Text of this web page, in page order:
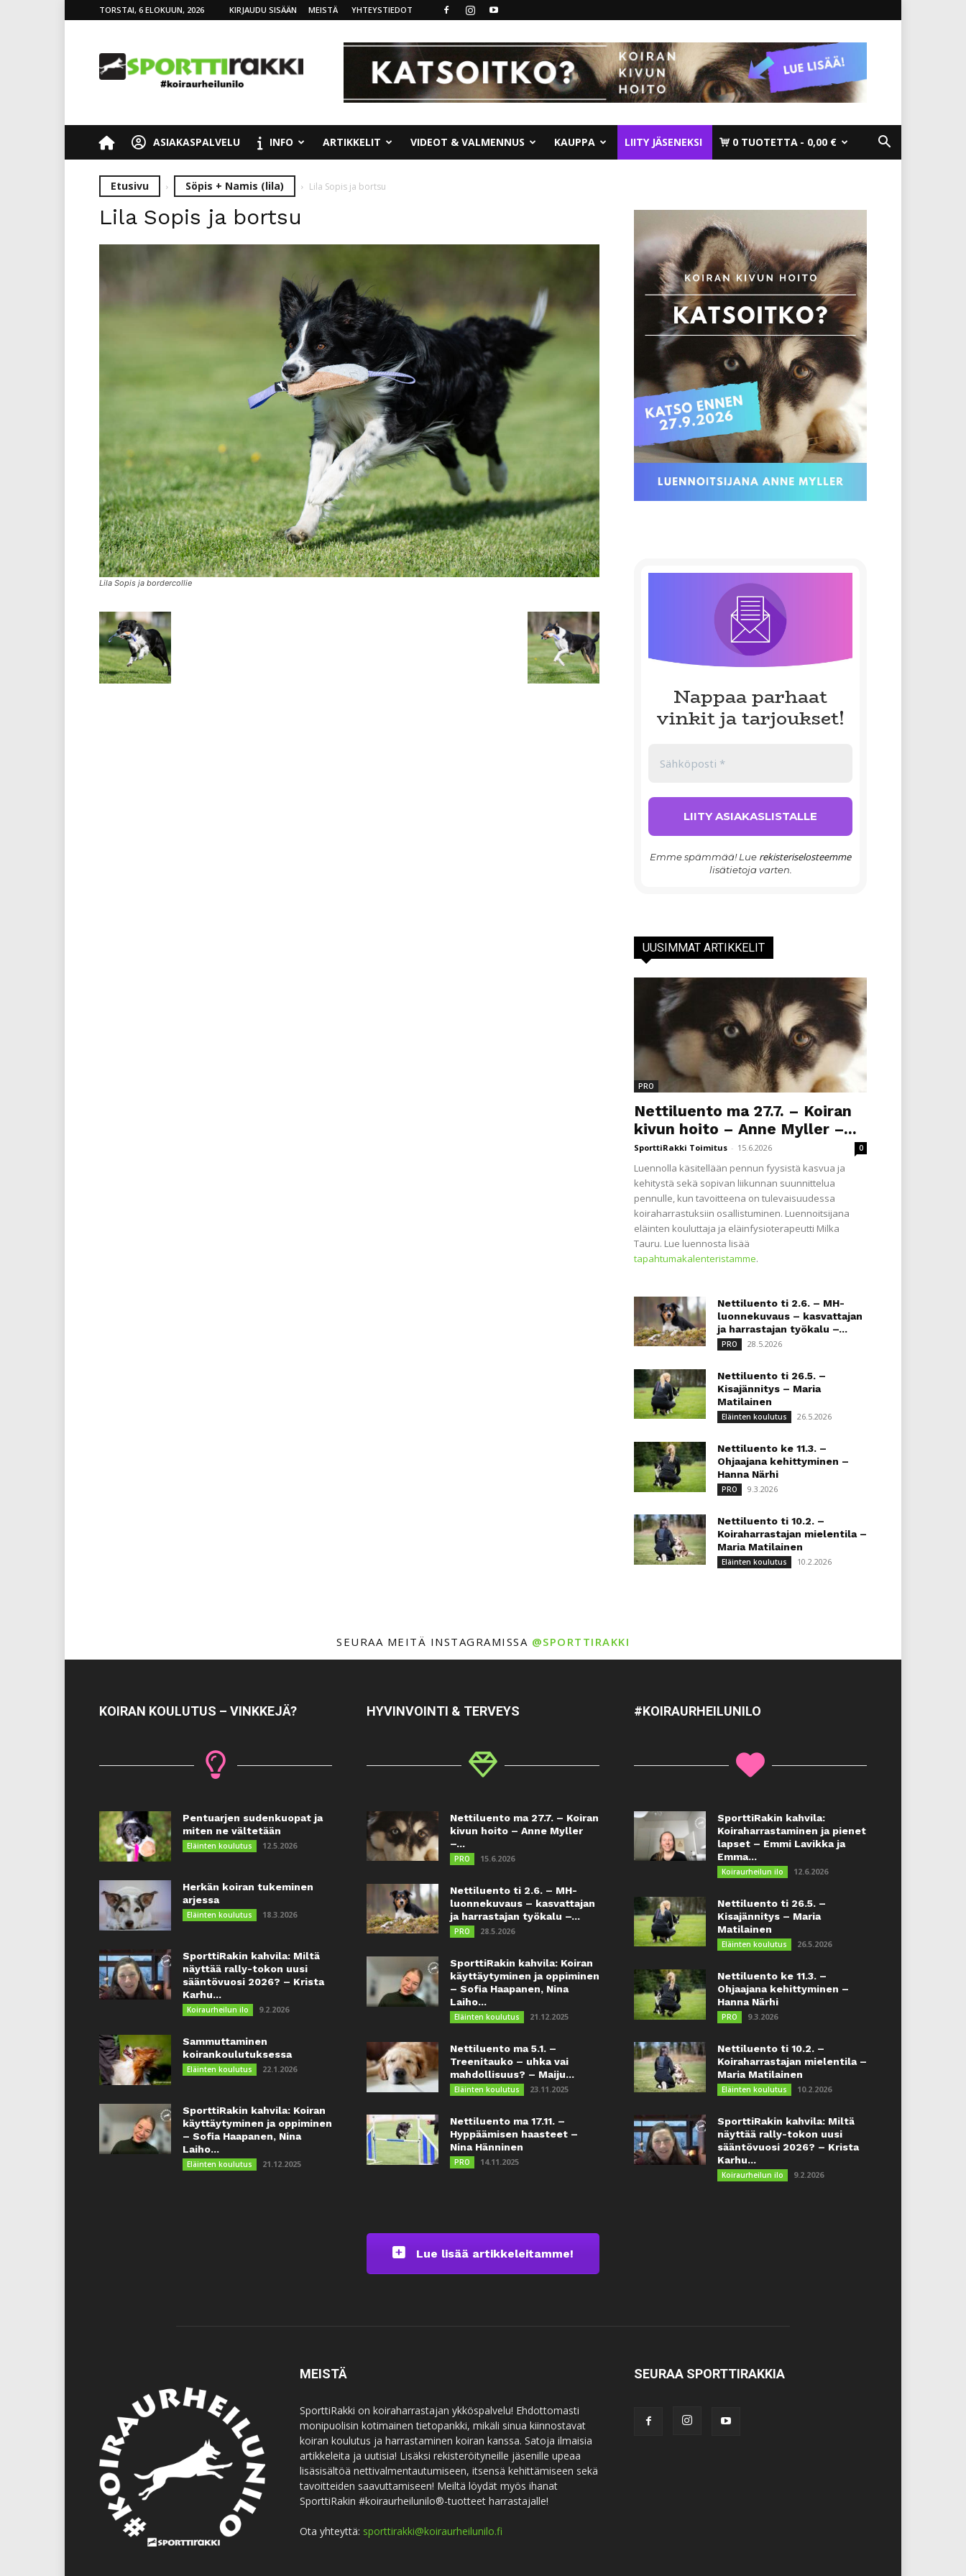
TORSTAI, 6 ELOKUUN, 2026 KIRJAUDU SISÄÄN MEISTÄ YHTEYSTIEDOT
ASIAKASPALVELU INFO ARTIKKELIT VIDEOT & VALMENNUS KAUPPA LIITY JÄSENEKSI 0 TUOTETTA 0,00 €
Etusivu Söpis + Namis (lila) Lila Sopis ja bortsu
Lila Sopis ja bortsu
Lila Sopis ja bordercollie
Nappaa parhaat
vinkit ja tarjoukset!
Emme spämmää! Lue rekisteriselosteemme
lisätietoja varten.
UUSIMMAT ARTIKKELIT
PRO
Nettiluento ma 27.7. – Koiran
kivun hoito – Anne Myller –...
SporttiRakki Toimitus - 15.6.2026 0
Luennolla käsitellään pennun fyysistä kasvua ja
kehitystä sekä sopivan liikunnan suunnittelua
pennulle, kun tavoitteena on tulevaisuudessa
koiraharrastuksiin osallistuminen. Luennoitsijana
eläinten kouluttaja ja eläinfysioterapeutti Milka
Tauru. Lue luennosta lisää
tapahtumakalenteristamme.
Nettiluento ti 2.6. – MH-
luonnekuvaus – kasvattajan
ja harrastajan työkalu –...
PRO 28.5.2026
Nettiluento ti 26.5. –
Kisajännitys – Maria
Matilainen
Eläinten koulutus 26.5.2026
Nettiluento ke 11.3. –
Ohjaajana kehittyminen –
Hanna Närhi
PRO 9.3.2026
Nettiluento ti 10.2. –
Koiraharrastajan mielentila –
Maria Matilainen
Eläinten koulutus 10.2.2026
SEURAA MEITÄ INSTAGRAMISSA @SPORTTIRAKKI
KOIRAN KOULUTUS – VINKKEJÄ?
Pentuarjen sudenkuopat ja
miten ne vältetään
Eläinten koulutus 12.5.2026
Herkän koiran tukeminen
arjessa
Eläinten koulutus 18.3.2026
SporttiRakin kahvila: Miltä
näyttää rally-tokon uusi
sääntövuosi 2026? – Krista
Karhu...
Koiraurheilun ilo 9.2.2026
Sammuttaminen
koirankoulutuksessa
Eläinten koulutus 22.1.2026
SporttiRakin kahvila: Koiran
käyttäytyminen ja oppiminen
– Sofia Haapanen, Nina
Laiho...
Eläinten koulutus 21.12.2025
HYVINVOINTI & TERVEYS
Nettiluento ma 27.7. – Koiran
kivun hoito – Anne Myller
–...
PRO 15.6.2026
Nettiluento ti 2.6. – MH-
luonnekuvaus – kasvattajan
ja harrastajan työkalu –...
PRO 28.5.2026
SporttiRakin kahvila: Koiran
käyttäytyminen ja oppiminen
– Sofia Haapanen, Nina
Laiho...
Eläinten koulutus 21.12.2025
Nettiluento ma 5.1. –
Treenitauko – uhka vai
mahdollisuus? – Maiju...
Eläinten koulutus 23.11.2025
Nettiluento ma 17.11. –
Hyppäämisen haasteet –
Nina Hänninen
PRO 14.11.2025
Lue lisää artikkeleitamme!
#KOIRAURHEILUNILO
SporttiRakin kahvila:
Koiraharrastaminen ja pienet
lapset – Emmi Lavikka ja
Emma...
Koiraurheilun ilo 12.6.2026
Nettiluento ti 26.5. –
Kisajännitys – Maria
Matilainen
Eläinten koulutus 26.5.2026
Nettiluento ke 11.3. –
Ohjaajana kehittyminen –
Hanna Närhi
PRO 9.3.2026
Nettiluento ti 10.2. –
Koiraharrastajan mielentila –
Maria Matilainen
Eläinten koulutus 10.2.2026
SporttiRakin kahvila: Miltä
näyttää rally-tokon uusi
sääntövuosi 2026? – Krista
Karhu...
Koiraurheilun ilo 9.2.2026
MEISTÄ
SporttiRakki on koiraharrastajan ykköspalvelu! Ehdottomasti
monipuolisin kotimainen tietopankki, mikäli sinua kiinnostavat
koiran koulutus ja harrastaminen koiran kanssa. Satoja ilmaisia
artikkeleita ja uutisia! Lisäksi rekisteröityneille jäsenille upeaa
lisäsisältöä nettivalmentautumiseen, itsensä kehittämiseen sekä
tavoitteiden saavuttamiseen! Meiltä löydät myös ihanat
SporttiRakin #koiraurheilunilo®-tuotteet harrastajalle!
Ota yhteyttä: sporttirakki@koiraurheilunilo.fi
SEURAA SPORTTIRAKKIA